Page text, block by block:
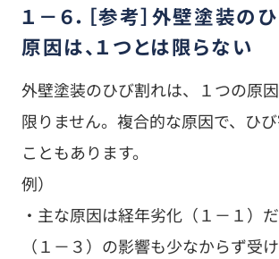
１－６．［参考］外壁塗装の
原因は、１つとは限らない
外壁塗装のひび割れは、１つの原
限りません。複合的な原因で、ひ
こともあります。
例）
・主な原因は経年劣化（１－１）
（１－３）の影響も少なからず受